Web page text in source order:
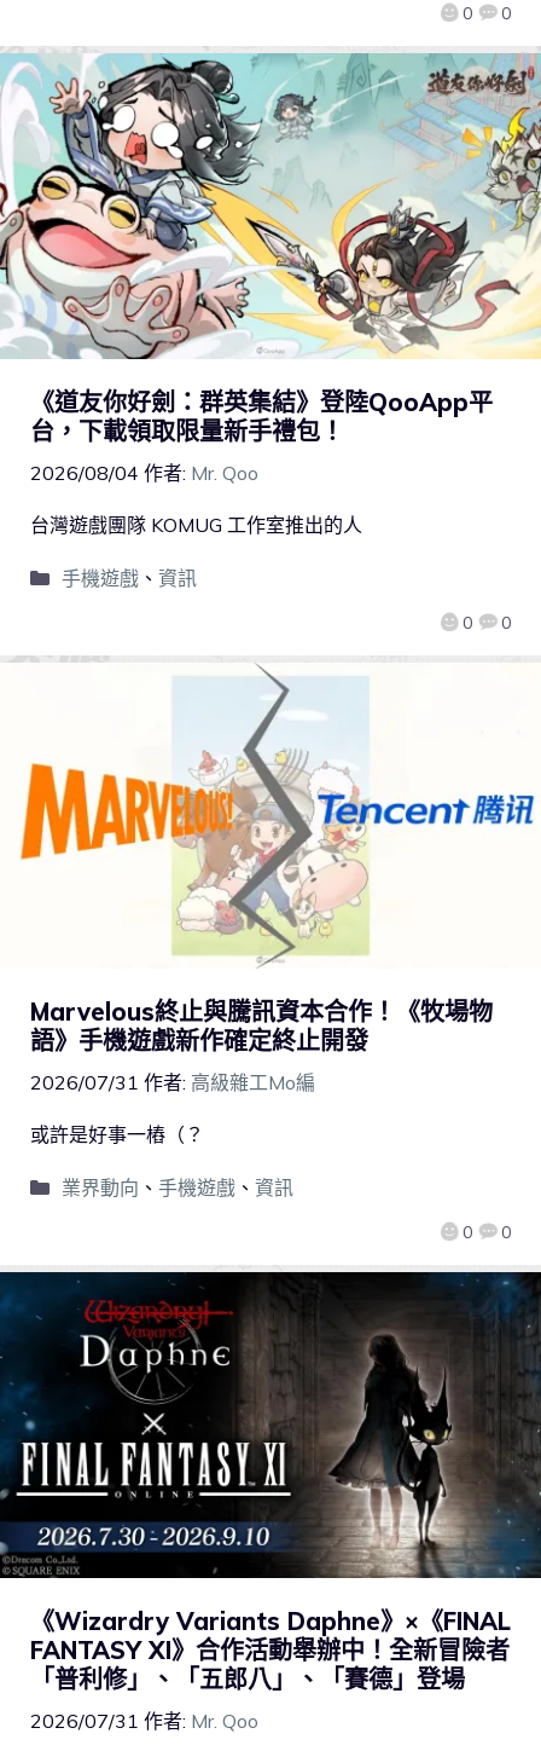
0 0
《道友你好劍：群英集結》登陸QooApp平
台，下載領取限量新手禮包！
2026/08/04 作者: Mr. Qoo
0 0
台灣遊戲團隊 KOMUG 工作室推出的人
手機遊戲、 資訊
Marvelous終止與騰訊資本合作！《牧場物
語》手機遊戲新作確定終止開發
2026/07/31 作者: 高級雜工Mo編
0 0
或許是好事一樁（？
業界動向 、 手機遊戲、 資訊
《Wizardry Variants Daphne》×《FINAL
FANTASY XI》合作活動舉辦中！全新冒險者
「普利修」、「五郎八」、「賽德」登場
2026/07/31 作者: Mr. Qoo